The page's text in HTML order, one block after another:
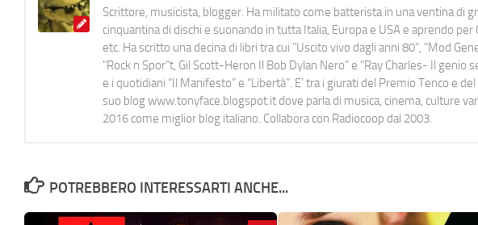
Scrittore, musicista, blogger. Ha militato come batterista in una ventina di
cinquantina di dischi e suonando in tutta Italia, Europa e USA e aprendo
etc. Ha scritto una decina di libri tra cui "Uscito vivo dagli anni 80", "Mod
"Rock n Spor"t, Gil Scott-Heron Il Bob Dylan Nero" e "Ray Charles- Il genio
e i quotidiani “Il Manifesto” e “Libertà”. E' tra i giurati del Premio Tenco e
suo blog www.tonyface.blogspot.it dove parla di musica, cinema, culture
2016 come miglior blog italiano. Collabora con Radiocoop dal 2003.
POTREBBERO INTERESSARTI ANCHE...